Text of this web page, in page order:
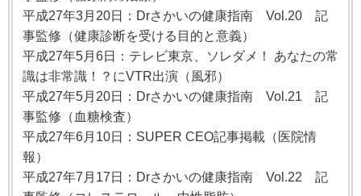
平成27年3月20日：Drさかいの健康指南 Vol.20 記
事監修（健康診断を受ける目的と意義）
平成27年5月6日：テレビ東京、ソレダメ！ あなたの常
識は非常識！？にVTR出演（風邪）
平成27年5月20日：Drさかいの健康指南 Vol.21 記
事監修（血糖検査）
平成27年6月10日：SUPER CEO記事掲載（医院情
報）
平成27年7月17日：Drさかいの健康指南 Vol.22 記